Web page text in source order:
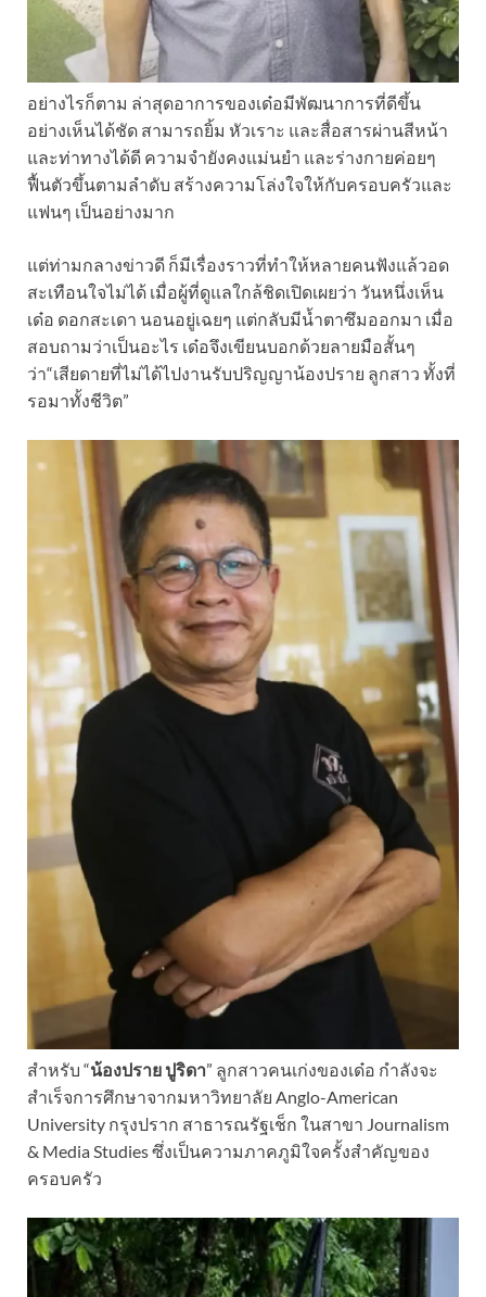
อย่างไรก็ตาม ล่าสุดอาการของเด๋อมีพัฒนาการที่ดีขึ้น
อย่างเห็นได้ชัด สามารถยิ้ม หัวเราะ และสื่อสารผ่านสีหน้า
และท่าทางได้ดี ความจำยังคงแม่นยำ และร่างกายค่อยๆ
ฟื้นตัวขึ้นตามลำดับ สร้างความโล่งใจให้กับครอบครัวและ
แฟนๆ เป็นอย่างมาก
แต่ท่ามกลางข่าวดี ก็มีเรื่องราวที่ทำให้หลายคนฟังแล้วอด
สะเทือนใจไม่ได้ เมื่อผู้ที่ดูแลใกล้ชิดเปิดเผยว่า วันหนึ่งเห็น
เด๋อ ดอกสะเดา นอนอยู่เฉยๆ แต่กลับมีน้ำตาซึมออกมา เมื่อ
สอบถามว่าเป็นอะไร เด๋อจึงเขียนบอกด้วยลายมือสั้นๆ
ว่า“เสียดายที่ไม่ได้ไปงานรับปริญญาน้องปราย ลูกสาว ทั้งที่
รอมาทั้งชีวิต”
สำหรับ “น้องปราย ปูริดา” ลูกสาวคนเก่งของเด๋อ กำลังจะ
สำเร็จการศึกษาจากมหาวิทยาลัย Anglo-American
University กรุงปราก สาธารณรัฐเช็ก ในสาขา Journalism
& Media Studies ซึ่งเป็นความภาคภูมิใจครั้งสำคัญของ
ครอบครัว